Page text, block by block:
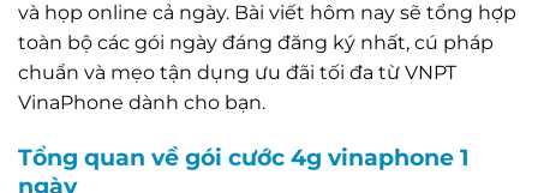
và họp online cả ngày. Bài viết hôm nay sẽ tổng hợp
toàn bộ các gói ngày đáng đăng ký nhất, cú pháp
chuẩn và mẹo tận dụng ưu đãi tối đa từ VNPT
VinaPhone dành cho bạn.
Tổng quan về gói cước 4g vinaphone 1
ngày